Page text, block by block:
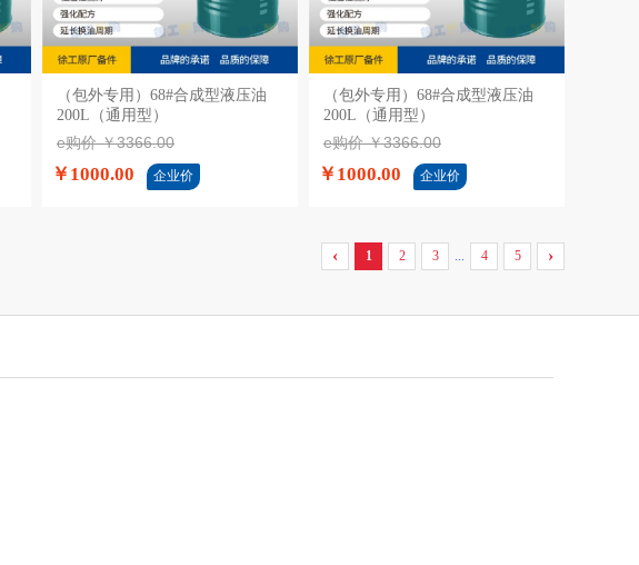
加入购物车
（包外专用）68#合成型液压油
200L（通用型）
e购价 ￥3366.00
￥1000.00 企业价
加入购物车
（包外专用）68#合成型液压油
200L（通用型）
e购价 ￥3366.00
￥1000.00 企业价
‹ 1 2 3 4 5 ›